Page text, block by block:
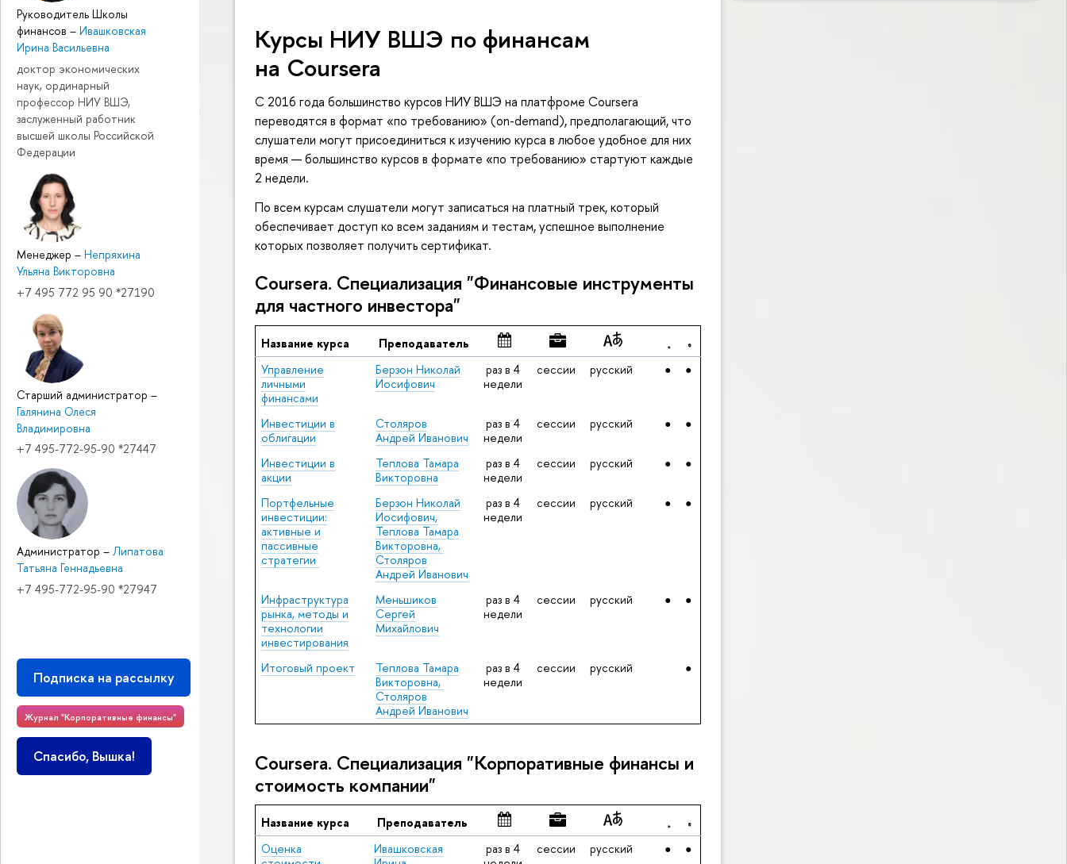
Руководитель Школы
финансов – Ивашковская
Ирина Васильевна
доктор экономических
наук, ординарный
профессор НИУ ВШЭ,
заслуженный работник
высшей школы Российской
Федерации
Менеджер – Непряхина
Ульяна Викторовна
+7 495 772 95 90 *27190
Старший администратор –
Галянина Олеся
Владимировна
+7 495-772-95-90 *27447
Администратор – Липатова
Татьяна Геннадьевна
+7 495-772-95-90 *27947
Подписка на рассылку
Журнал "Корпоративные финансы"
Спасибо, Вышка!
Курсы НИУ ВШЭ по финансам
на Coursera
С 2016 года большинство курсов НИУ ВШЭ на платфроме Coursera
переводятся в формат «по требованию» (on-demand), предполагающий, что
слушатели могут присоединиться к изучению курса в любое удобное для них
время — большинство курсов в формате «по требованию» стартуют каждые
2 недели.
По всем курсам слушатели могут записаться на платный трек, который
обеспечивает доступ ко всем заданиям и тестам, успешное выполнение
которых позволяет получить сертификат.
Coursera. Специализация "Финансовые инструменты
для частного инвестора"
Название курса
Преподаватель
Управление
личными
финансами
Берзон Николай
Иосифович
раз в 4
недели
сессии русский ● ●
Инвестиции в
облигации
Столяров
Андрей Иванович
раз в 4
недели
сессии русский ● ●
Инвестиции в
акции
Теплова Тамара
Викторовна
раз в 4
недели
сессии ‍русский ● ●
Портфельные
инвестиции:
активные и
пассивные
стратегии
Берзон Николай
Иосифович,
Теплова Тамара
Викторовна,
Столяров
Андрей Иванович
раз в 4
недели
сессии ‍русский ● ●
Инфраструктура
рынка, методы и
технологии
инвестирования
Меньшиков
Сергей
Михайлович
раз в 4
недели
сессии русский ● ●
Итоговый проект
Теплова Тамара
Викторовна,
Столяров
Андрей Иванович
раз в 4
недели
сессии русский ●
Coursera. Специализация "Корпоративные финансы и
стоимость компании"
Название курса
Преподаватель
Оценка
Ивашковская
раз в 4
сессии ‍русский ● ●